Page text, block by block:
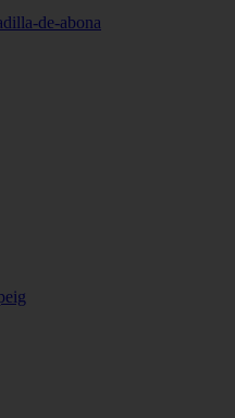
de-abona